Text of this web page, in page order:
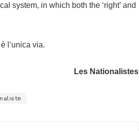
system, in which both the ‘right’ and
l’unica via.
Les Nationalistes